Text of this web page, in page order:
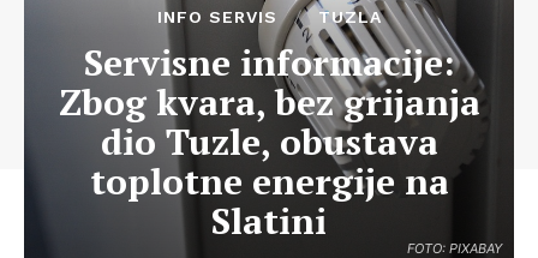
FOTO: PIXABAY
INFO SERVIS TUZLA
Servisne informacije:
Zbog kvara, bez grijanja
dio Tuzle, obustava
toplotne energije na
Slatini